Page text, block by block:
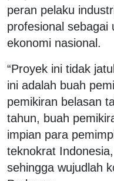
peran pelaku
profesional sebagai
ekonomi nasional.
“Proyek ini tidak
ini adalah buah
pemikiran belasan
tahun, buah
impian para
teknokrat
sehingga wujudlah